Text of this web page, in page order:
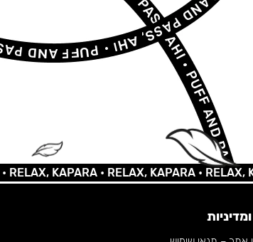
KAPARA •RELAX, KAPARA •RELAX,